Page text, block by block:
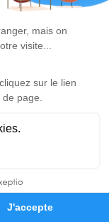
Hommages
dites vincent